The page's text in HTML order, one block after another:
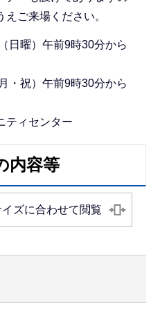
ご来場ください。
日曜）午前9時30分から
祝）午前9時30分から
ティセンター
内容等
ズに合わせて閲覧